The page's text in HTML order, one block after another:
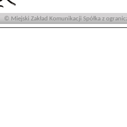
© Miejski Zakład Komunikacji Spółka z